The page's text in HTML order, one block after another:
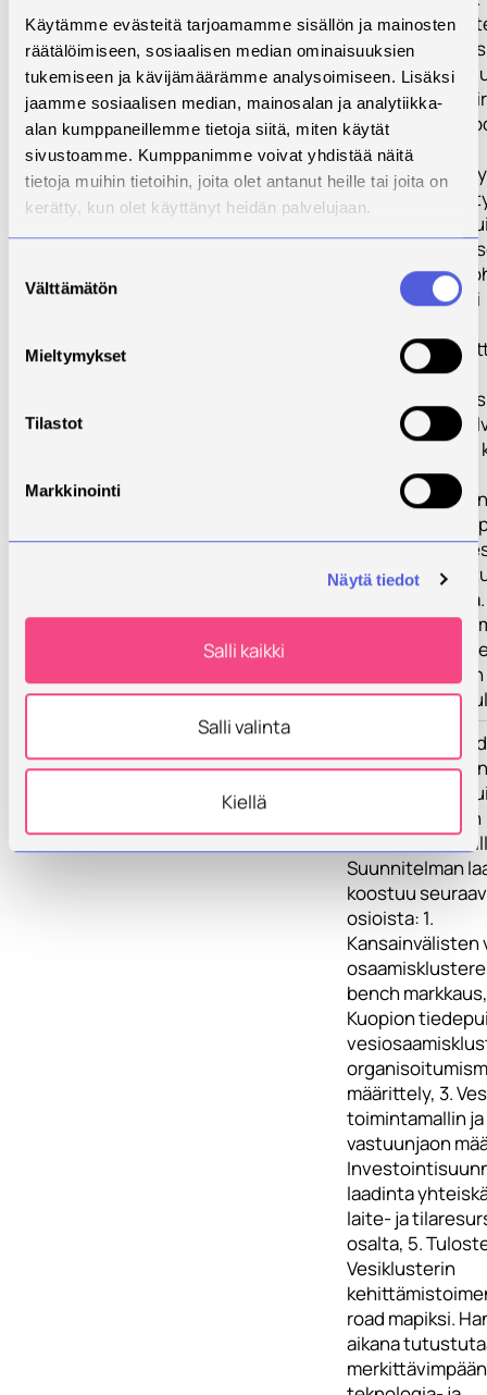
Käytämme evästeitä tarjoamamme sisällön ja mainosten
räätälöimiseen, sosiaalisen median ominaisuuksien
tukemiseen ja kävijämäärämme analysoimiseen. Lisäksi
jaamme sosiaalisen median, mainosalan ja analytiikka-
alan kumppaneillemme tietoja siitä, miten käytät
sivustoamme. Kumppanimme voivat yhdistää näitä
tietoja muihin tietoihin, joita olet antanut heille tai joita on
kerätty, kun olet käyttänyt heidän palvelujaan.
valinta
Välttämätön
Mieltymykset
Tilastot
Markkinointi
Näytä tiedot
Salli kaikki
Salli valinta
Kiellä
strategisten
sekä
hankkimiseksi
yhteiskäytön
tulevien 2-3
aikana. Näillä
toimenpiteillä
luomaan
Kuopion
Vesiklusterin
nostamiseksi
kansainvälisesti
tutkimus- ja
Euroopassa.
lopputuloksena
yhtenäinen
(Road Map)
tiedepuiston
kehittämiseksi
3 vuoden
suunnitelma
pohjana mm.
rahoitushakujen
Hankkeessa
Kuopion
Vesiteknologian
Suunnitelman
koostuu
osioista: 1.
Kansainvälisten
bench
Kuopion
määrittely, 3.
toimintamallin ja
vastuunjaon
laadinta
laite- ja
osalta, 5.
Vesiklusterin
road mapiksi.
aikana